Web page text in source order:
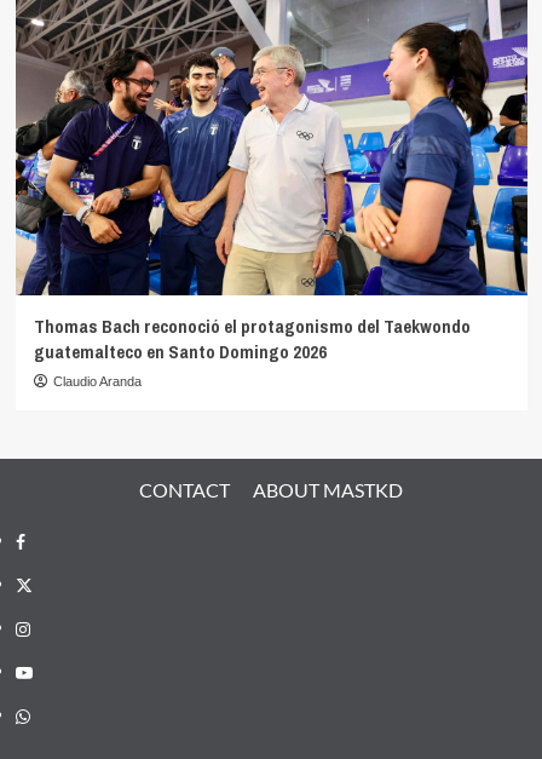
Thomas Bach reconoció el protagonismo del Taekwondo
guatemalteco en Santo Domingo 2026
Claudio Aranda
CONTACT ABOUT MASTKD
Facebook
X
Instagram
YouTube
Whatsapp